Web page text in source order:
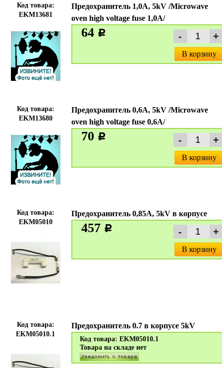
Код товара:
EKM13681
Предохранитель 1,0А, 5kV /Microwave
oven high voltage fuse 1,0A/
64 c
В корзину
Код товара:
EKM13680
Предохранитель 0,6А, 5kV /Microwave
oven high voltage fuse 0,6A/
70 c
В корзину
Код товара:
EKM05010
Предохранитель 0,85A, 5kV в корпусе
457 c
В корзину
Код товара:
EKM05010.1
Предохранитель 0.7 в корпусе 5kV
Код товара: EKM05010.1
Товара на складе нет